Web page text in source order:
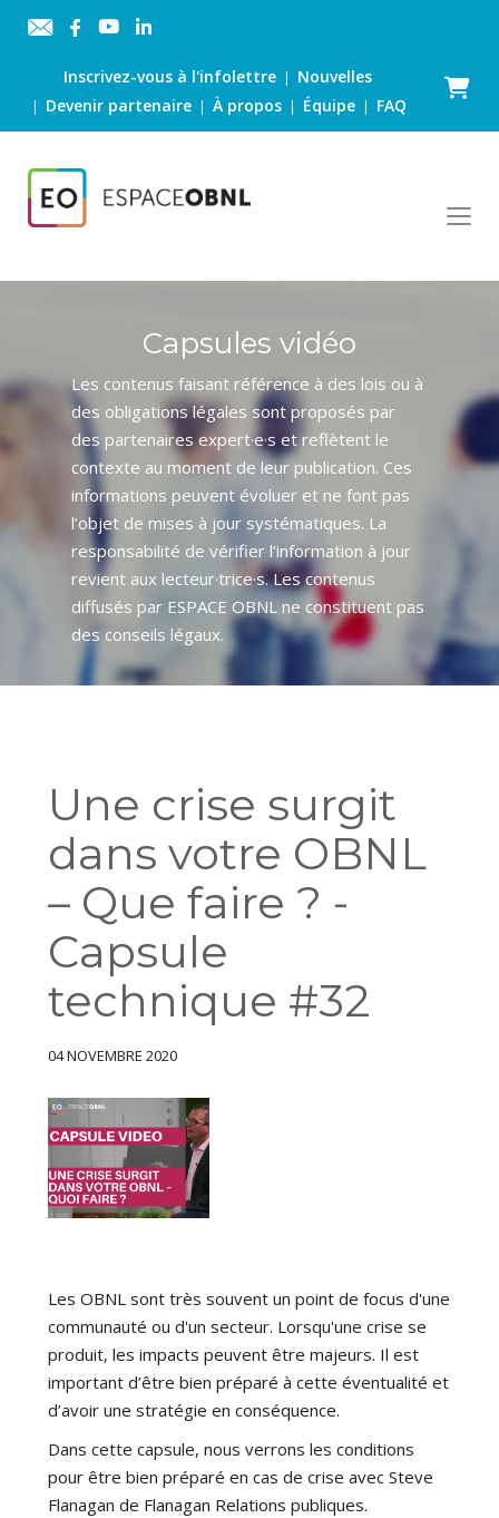
Inscrivez-vous à l'infolettre| Nouvelles
| Devenir partenaire |À propos | Équipe | FAQ
Panier
Capsules vidéo
Les contenus faisant référence à des lois ou à
des obligations légales sont proposés par
des partenaires expert·e·s et reflètent le
contexte au moment de leur publication. Ces
informations peuvent évoluer et ne font pas
l’objet de mises à jour systématiques. La
responsabilité de vérifier l’information à jour
revient aux lecteur·trice·s. Les contenus
diffusés par ESPACE OBNL ne constituent pas
des conseils légaux.
Une crise surgit
dans votre OBNL
– Que faire ? -
Capsule
technique #32
04 NOVEMBRE 2020
Les OBNL sont très souvent un point de focus d'une
communauté ou d'un secteur. Lorsqu'une crise se
produit, les impacts peuvent être majeurs. Il est
important d’être bien préparé à cette éventualité et
d’avoir une stratégie en conséquence.
Dans cette capsule, nous verrons les conditions
pour être bien préparé en cas de crise avec Steve
Flanagan de Flanagan Relations publiques.